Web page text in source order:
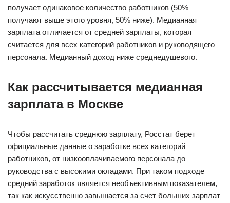
получает одинаковое количество работников (50%
получают выше этого уровня, 50% ниже). Медианная
зарплата отличается от средней зарплаты, которая
считается для всех категорий работников и руководящего
персонала. Медианный доход ниже среднедушевого.
Как рассчитывается медианная
зарплата в Москве
Чтобы рассчитать среднюю зарплату, Росстат берет
официальные данные о заработке всех категорий
работников, от низкооплачиваемого персонала до
руководства с высокими окладами. При таком подходе
средний заработок является необъективным показателем,
так как искусственно завышается за счет больших зарплат